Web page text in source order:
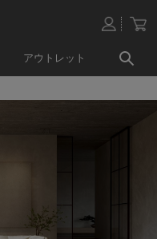
アウトレット